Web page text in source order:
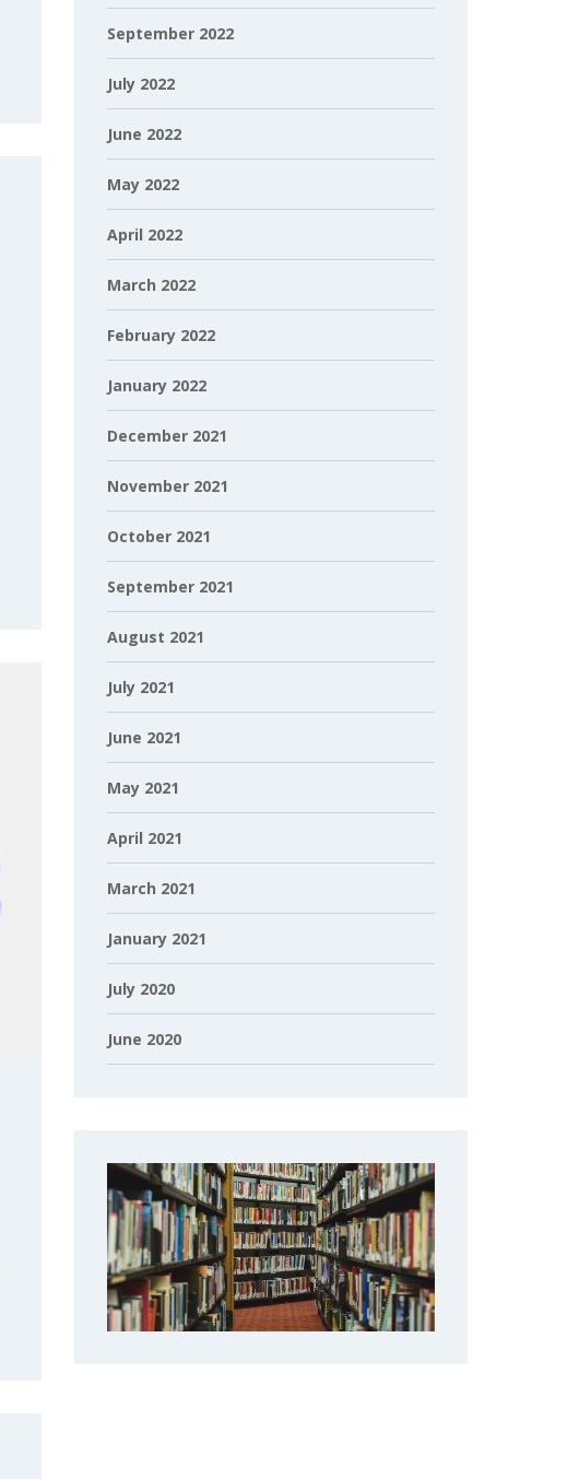
September 2022
July 2022
June 2022
May 2022
April 2022
March 2022
February 2022
January 2022
December 2021
November 2021
October 2021
September 2021
August 2021
July 2021
June 2021
May 2021
April 2021
March 2021
January 2021
July 2020
June 2020